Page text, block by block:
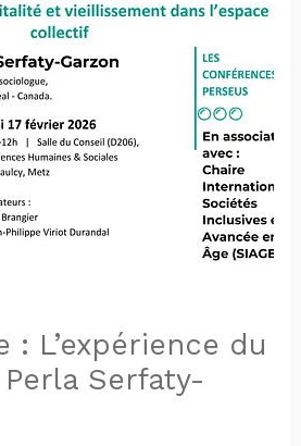
: L’expérience du
Serfaty-